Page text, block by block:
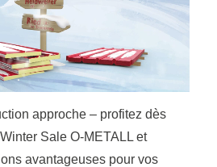
approche – profitez dès
Sale O-METALL et
avantageuses pour vos